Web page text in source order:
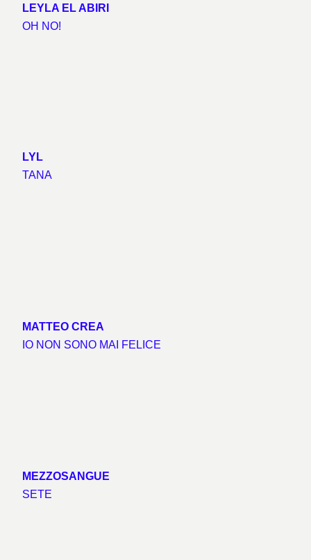
LEYLA EL ABIRI
OH NO!
LYL
TANA
MATTEO CREA
IO NON SONO MAI FELICE
MEZZOSANGUE
SETE